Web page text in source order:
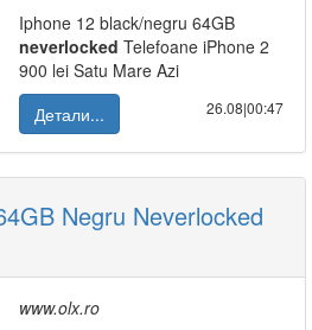
Iphone 12 black/negru 64GB
neverlocked Telefoane iPhone 2
900 lei Satu Mare Azi
Детали...
26.08|00:47
Negru Neverlocked
www.olx.ro